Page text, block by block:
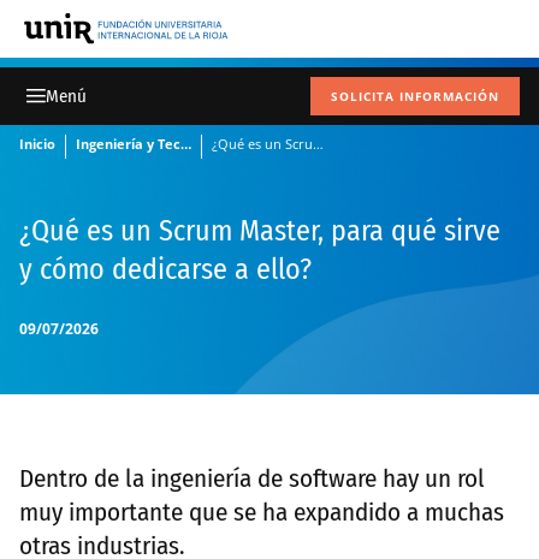
SOLICITA INFORMACIÓN
Inicio Ingeniería y Tecnología ¿Qué es un Scrum Master, para qué sirve y cómo dedicarse a ello?
09/07/2026
¿Qué es un Scrum Master, para qué sirve
y cómo dedicarse a ello?
Dentro de la ingeniería de software hay un rol
muy importante que se ha expandido a muchas
otras industrias.